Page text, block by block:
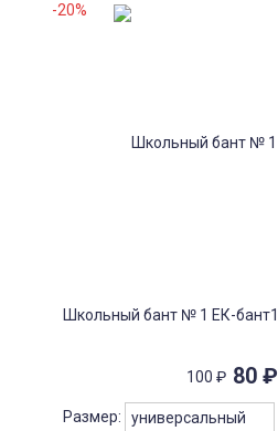
Школьный бант № 1 ЕК-бант1
100 ₽ 80 ₽
Размер:
-20%